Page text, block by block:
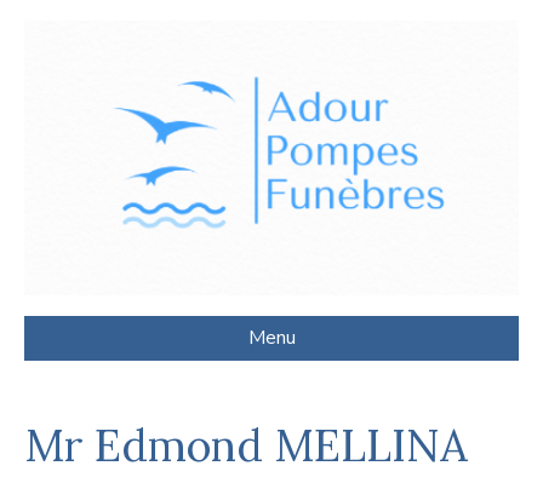
Menu
Mr Edmond MELLINA